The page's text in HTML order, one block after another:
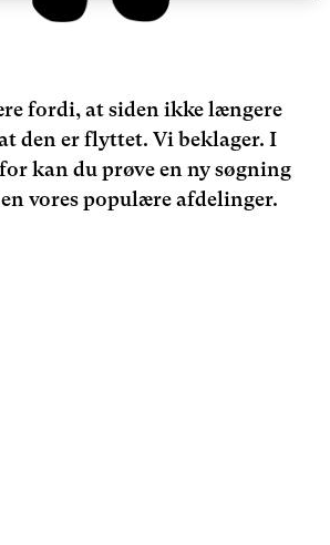
fordi, at siden ikke længere
den er flyttet. Vi beklager. I
kan du prøve en ny søgning
vores populære afdelinger.